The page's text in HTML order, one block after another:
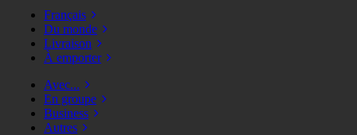
Français
Du monde
Livraison
À emporter
Avec...
En groupe
Business
Autres